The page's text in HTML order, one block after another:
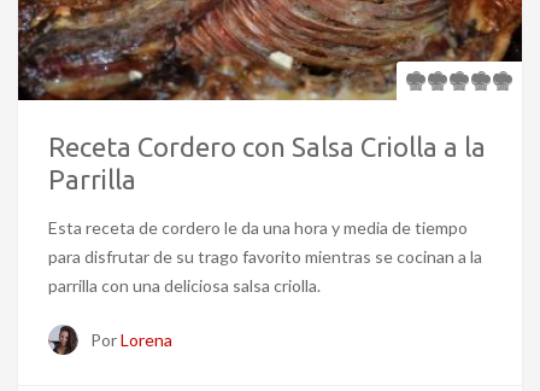
Receta Cordero con Salsa Criolla a la
Parrilla
Esta receta de cordero le da una hora y media de tiempo
para disfrutar de su trago favorito mientras se cocinan a la
parrilla con una deliciosa salsa criolla.
PorLorena